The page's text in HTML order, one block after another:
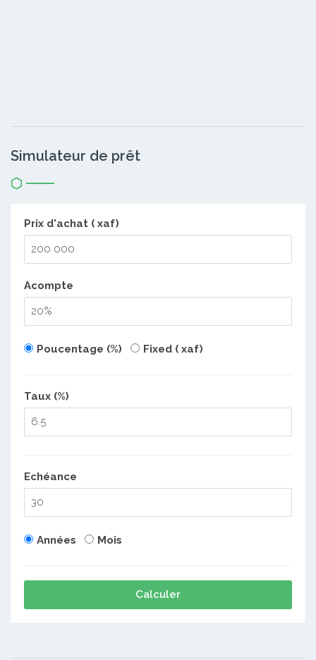
Simulateur de prêt
Prix d'achat ( xaf)
Acompte
Poucentage (%) Fixed ( xaf)
Taux (%)
Echéance
Années Mois
Calculer